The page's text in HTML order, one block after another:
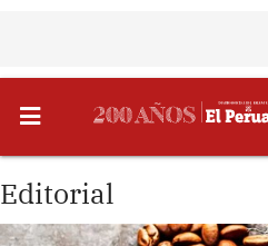
Editorial